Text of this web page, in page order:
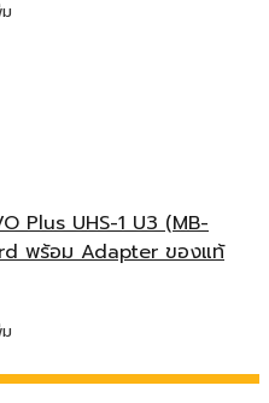
Plus UHS-1 U3 (MB-
พร้อม Adapter ของแท้